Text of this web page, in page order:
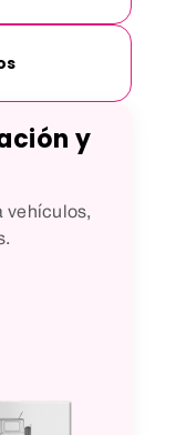
y
vehículos,